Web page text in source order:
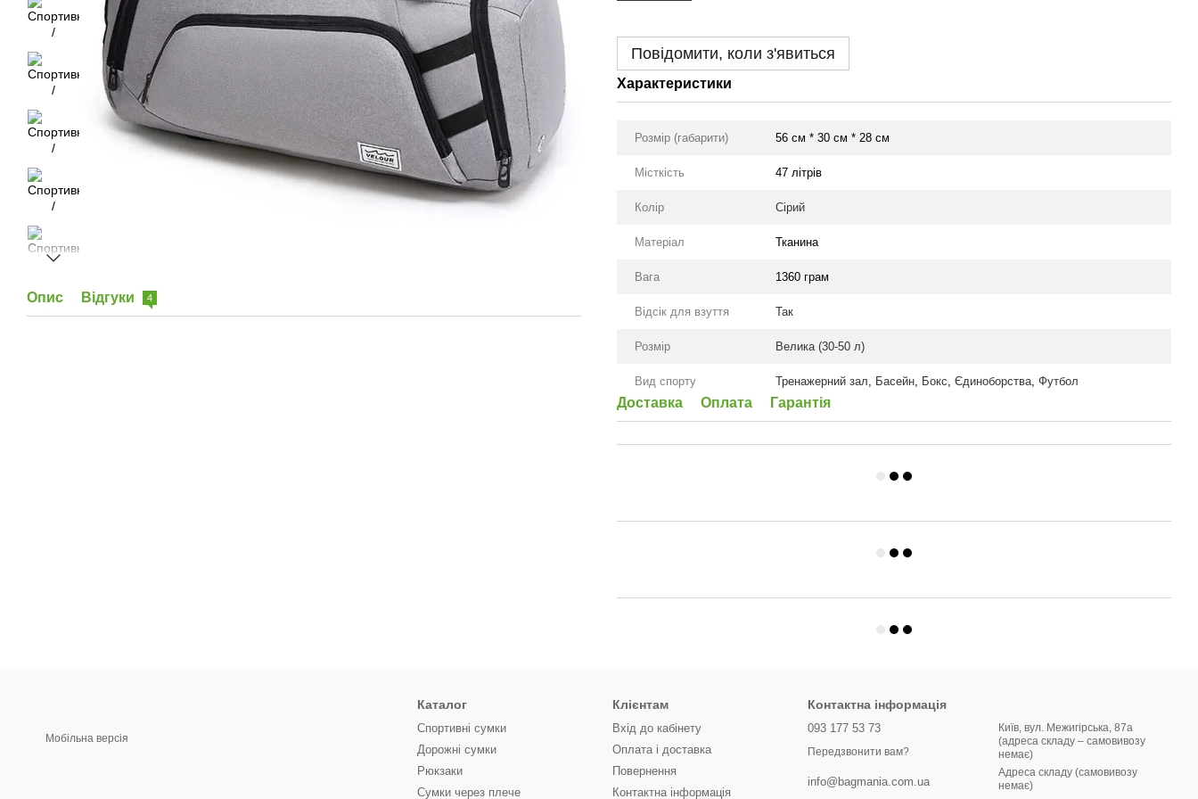
Опис Відгуки 4
Повідомити, коли з'явиться
Характеристики
Розмір (габарити) 56 см * 30 см * 28 см
Місткість 47 літрів
Колір Сірий
Матеріал Тканина
Вага 1360 грам
Відсік для взуття Так
Розмір Велика (30-50 л)
Вид спорту Тренажерний зал, Басейн, Бокс, Єдиноборства, Футбол
Доставка Оплата Гарантія
Мобільна версія
Каталог
Спортивні сумки
Дорожні сумки
Рюкзаки
Сумки через плече
Клієнтам
Вхід до кабінету
Оплата і доставка
Повернення
Контактна інформація
Контактна інформація
093 177 53 73
Передзвонити вам?
info@bagmania.com.ua
Київ, вул. Межигірська, 87а
(адреса складу – самовивозу
немає)
Адреса складу (самовивозу
немає)